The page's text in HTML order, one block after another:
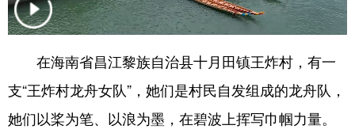
在海南省昌江黎族自治县十月田镇王炸村，有一
支“王炸村龙舟女队”，她们是村民自发组成的龙舟队，
她们以桨为笔、以浪为墨，在碧波上挥写巾帼力量。